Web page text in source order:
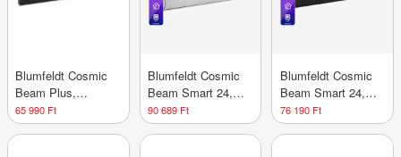
Blumfeldt Cosmic
Beam Plus,
infravörös terasz
hősugárzó, 2400 W,
65 990 Ft
Blumfeldt Cosmic
Beam Smart 24,
infravörös
hősugárzó, 2400 W,
90 689 Ft
Blumfeldt Cosmic
Beam Smart 24,
infravörös
hősugárzó, 2400 W,
76 190 Ft